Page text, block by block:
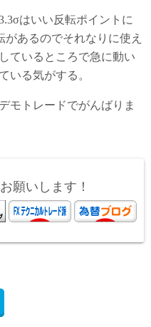
はいい反転ポイントに
があるのでそれなりに使え
ているところで急に動い
いる気がする。
モトレードでがんばりま
願いします！